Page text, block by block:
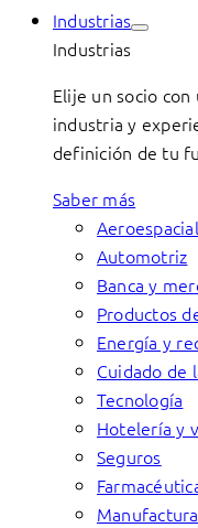
Industrias
Industrias
Elije un socio
industria y
definición de tu
Saber más
Automotriz
Banca y
Productos
Energía y
Cuidado de
Tecnología
Hotelería y
Seguros
Manufactura